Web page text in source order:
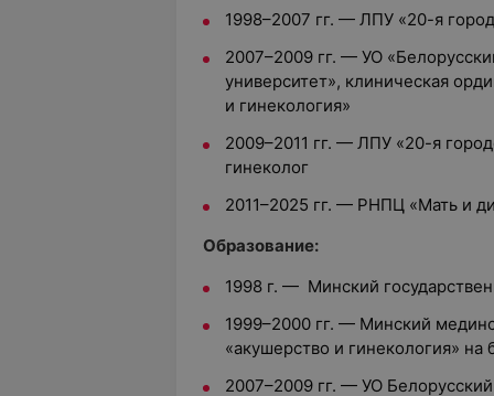
1998–2007 гг. — ЛПУ «20-я
2007–2009 гг. — УО
университет», клиническая
и гинекология»
2009–2011 гг. — ЛПУ «20-я
гинеколог
2011–2025 гг. — РНПЦ «Мать и
Образование:
1998 г. — Минский
1999–2000 гг. — Минский
«акушерство и гинекология»
2007–2009 гг. — УО